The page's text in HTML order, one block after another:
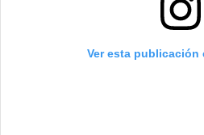
Ver esta publicación